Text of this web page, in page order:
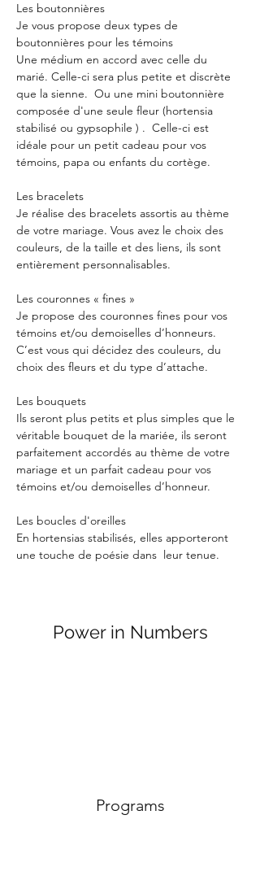
Les boutonnières
Je vous propose deux types de
boutonnières pour les témoins
Une médium en accord avec celle du
marié. Celle-ci sera plus petite et discrète
que la sienne.  Ou une mini boutonnière
composée d'une seule fleur (hortensia
stabilisé ou gypsophile ) .  Celle-ci est
idéale pour un petit cadeau pour vos
témoins, papa ou enfants du cortège.
Les bracelets
Je réalise des bracelets assortis au thème
de votre mariage. Vous avez le choix des
couleurs, de la taille et des liens, ils sont
entièrement personnalisables.
Les couronnes « fines »
Je propose des couronnes fines pour vos
témoins et/ou demoiselles d’honneurs.
C’est vous qui décidez des couleurs, du
choix des fleurs et du type d’attache.
Les bouquets
Ils seront plus petits et plus simples que le
véritable bouquet de la mariée, ils seront
parfaitement accordés au thème de votre
mariage et un parfait cadeau pour vos
témoins et/ou demoiselles d’honneur.
Les boucles d'oreilles
En hortensias stabilisés, elles apporteront
une touche de poésie dans  leur tenue.
Power in Numbers
Programs